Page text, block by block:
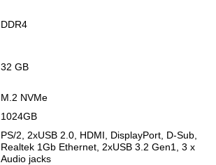
DDR4
32 GB
M.2 NVMe
1024GB
PS/2, 2хUSB 2.0, HDMI, DisplayPort, D-Sub,
Realtek 1Gb Ethernet, 2хUSB 3.2 Gen1, 3 x
Audio jacks